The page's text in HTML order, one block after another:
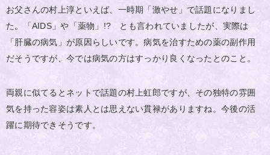
お父さんの村上淳といえば、一時期「激やせ」で話題になりまし
た。「AIDS」や「薬物」!? とも言われていましたが、実際は
「肝臓の病気」が原因らしいです。病気を治すための薬の副作用
だそうですが、今では病気の方はすっかり良くなったとのこと。
両親に似てるとネットで話題の村上虹郎ですが、その独特の雰囲
気を持った容姿は素人とは思えない貫禄がありますね。今後の活
躍に期待できそうです。